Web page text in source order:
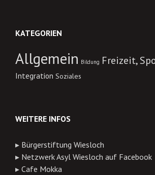
KATEGORIEN
Allgemein Bildung Freizeit,
Integration Soziales
WEITERE INFOS
▸ Bürgerstiftung Wiesloch
▸ Netzwerk Asyl Wiesloch auf Facebook
▸ Cafe Mokka